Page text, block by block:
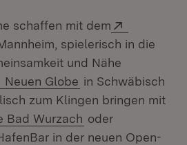
schaffen mit dem
in neuem Fenster)
spielerisch in die
und Nähe
Extern:
Neuen Globe (Öffnet in neuem
in Schwäbisch
zum Klingen bringen mit
Bad Wurzach (Öffnet in neuem
oder
in der neuen Open-